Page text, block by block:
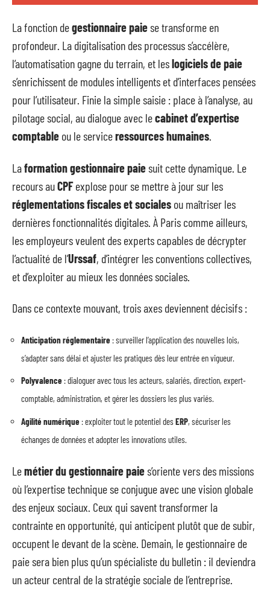
La fonction degestionnaire paiese transforme en
profondeur. La digitalisation des processus s’accélère,
l’automatisation gagne du terrain, et leslogiciels de paie
s’enrichissent de modules intelligents et d’interfaces pensées
pour l’utilisateur. Finie la simple saisie : place à l’analyse, au
pilotage social, au dialogue avec lecabinet d’expertise
comptable ou le serviceressources humaines.
Laformation gestionnaire paiesuit cette dynamique. Le
recours auCPFexplose pour se mettre à jour sur les
réglementations fiscales et sociales ou maîtriser les
dernières fonctionnalités digitales. À Paris comme ailleurs,
les employeurs veulent des experts capables de décrypter
l’actualité de l’Urssaf, d’intégrer les conventions collectives,
et d’exploiter au mieux les données sociales.
Dans ce contexte mouvant, trois axes deviennent décisifs :
Anticipation réglementaire : surveiller l’application des nouvelles lois,
s’adapter sans délai et ajuster les pratiques dès leur entrée en vigueur.
Polyvalence : dialoguer avec tous les acteurs, salariés, direction, expert-
comptable, administration, et gérer les dossiers les plus variés.
Agilité numérique : exploiter tout le potentiel des ERP, sécuriser les
échanges de données et adopter les innovations utiles.
Lemétier du gestionnaire paies’oriente vers des missions
où l’expertise technique se conjugue avec une vision globale
des enjeux sociaux. Ceux qui savent transformer la
contrainte en opportunité, qui anticipent plutôt que de subir,
occupent le devant de la scène. Demain, le gestionnaire de
paie sera bien plus qu’un spécialiste du bulletin : il deviendra
un acteur central de la stratégie sociale de l’entreprise.